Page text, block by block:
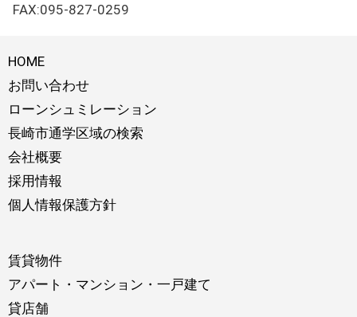
FAX:095-827-0259
HOME
お問い合わせ
ローンシュミレーション
長崎市通学区域の検索
会社概要
採用情報
個人情報保護方針
賃貸物件
アパート・マンション・一戸建て
貸店舗